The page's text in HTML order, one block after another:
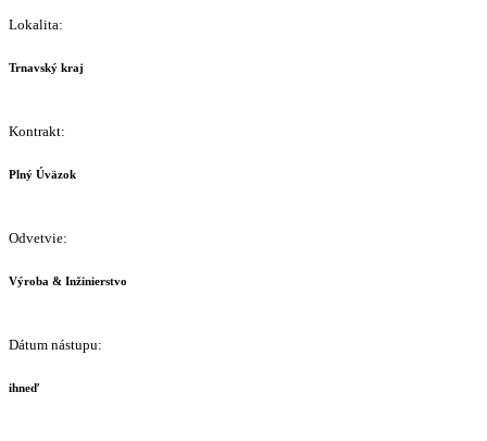
Lokalita:
Trnavský kraj
Kontrakt:
Plný Úväzok
Odvetvie:
Výroba & Inžinierstvo
Dátum nástupu:
ihneď